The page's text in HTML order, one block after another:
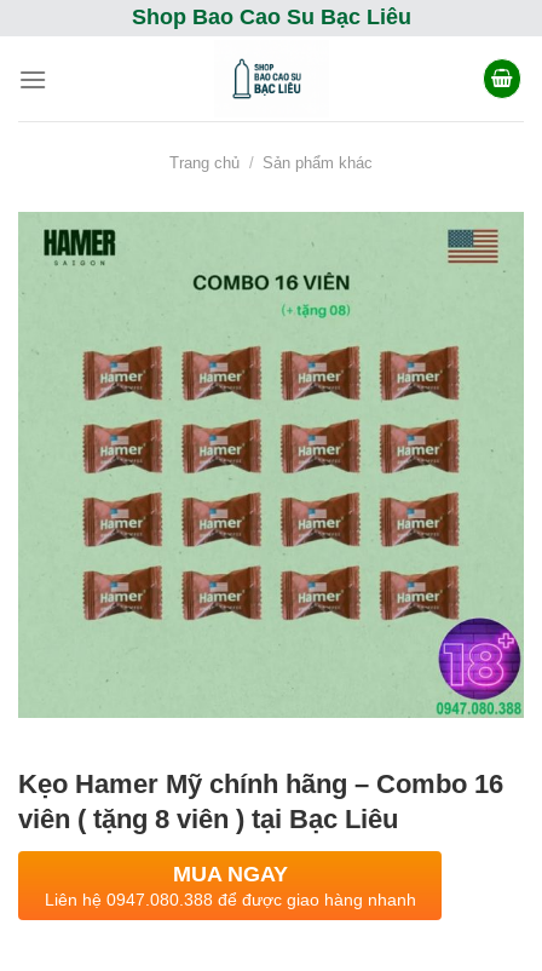
content
Shop Bao Cao Su Bạc Liêu
Trang chủ / Sản phẩm khác
Kẹo Hamer Mỹ chính hãng – Combo 16
viên ( tặng 8 viên ) tại Bạc Liêu
MUA NGAY
Liên hệ 0947.080.388 để được giao hàng nhanh